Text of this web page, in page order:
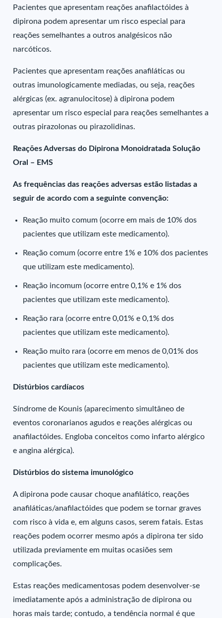
Pacientes que apresentam reações anafilactóides à
dipirona podem apresentar um risco especial para
reações semelhantes a outros analgésicos não
narcóticos.
Pacientes que apresentam reações anafiláticas ou
outras imunologicamente mediadas, ou seja, reações
alérgicas (ex. agranulocitose) à dipirona podem
apresentar um risco especial para reações semelhantes a
outras pirazolonas ou pirazolidinas.
Reações Adversas do Dipirona Monoidratada Solução
Oral – EMS
As frequências das reações adversas estão listadas a
seguir de acordo com a seguinte convenção:
Reação muito comum (ocorre em mais de 10% dos
pacientes que utilizam este medicamento).
Reação comum (ocorre entre 1% e 10% dos pacientes
que utilizam este medicamento).
Reação incomum (ocorre entre 0,1% e 1% dos
pacientes que utilizam este medicamento).
Reação rara (ocorre entre 0,01% e 0,1% dos
pacientes que utilizam este medicamento).
Reação muito rara (ocorre em menos de 0,01% dos
pacientes que utilizam este medicamento).
Distúrbios cardíacos
Síndrome de Kounis (aparecimento simultâneo de
eventos coronarianos agudos e reações alérgicas ou
anafilactóides. Engloba conceitos como infarto alérgico
e angina alérgica).
Distúrbios do sistema imunológico
A dipirona pode causar choque anafilático, reações
anafiláticas/anafilactóides que podem se tornar graves
com risco à vida e, em alguns casos, serem fatais. Estas
reações podem ocorrer mesmo após a dipirona ter sido
utilizada previamente em muitas ocasiões sem
complicações.
Estas reações medicamentosas podem desenvolver-se
imediatamente após a administração de dipirona ou
horas mais tarde; contudo, a tendência normal é que